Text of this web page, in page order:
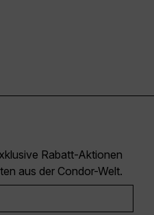
Rabatt-Aktionen
aus der Condor-Welt.